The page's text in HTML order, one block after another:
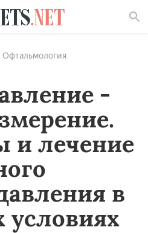
Офтальмология
-
и лечение
в